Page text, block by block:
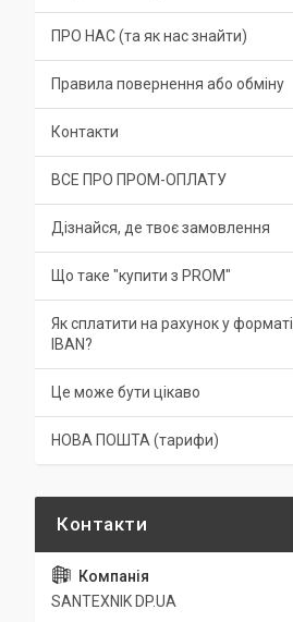
ПРО НАС (та як нас знайти)
Правила повернення або обміну
Контакти
ВСЕ ПРО ПРОМ-ОПЛАТУ
Дізнайся, де твоє замовлення
Що таке "купити з PROM"
Як сплатити на рахунок у форматі
IBAN?
Це може бути цікаво
НОВА ПОШТА (тарифи)
SANTEXNIK DP.UA